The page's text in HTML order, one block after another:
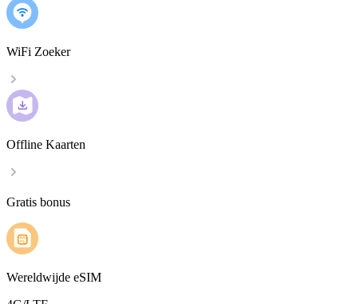
WiFi Zoeker
Offline Kaarten
Gratis bonus
Wereldwijde eSIM